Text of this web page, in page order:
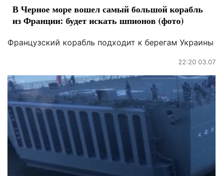
В Черное море вошел самый большой корабль
из Франции: будет искать шпионов (фото)
Французский корабль подходит к берегам Украины
22:20 03.07